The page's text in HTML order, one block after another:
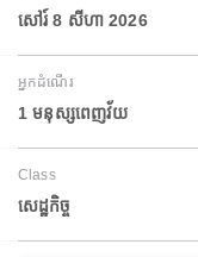
សៅរ៍ 8 សីហា 2026
អ្នកដំណើរ
1 មនុស្សពេញវ័យ
Class
សេដ្ឋកិច្ច